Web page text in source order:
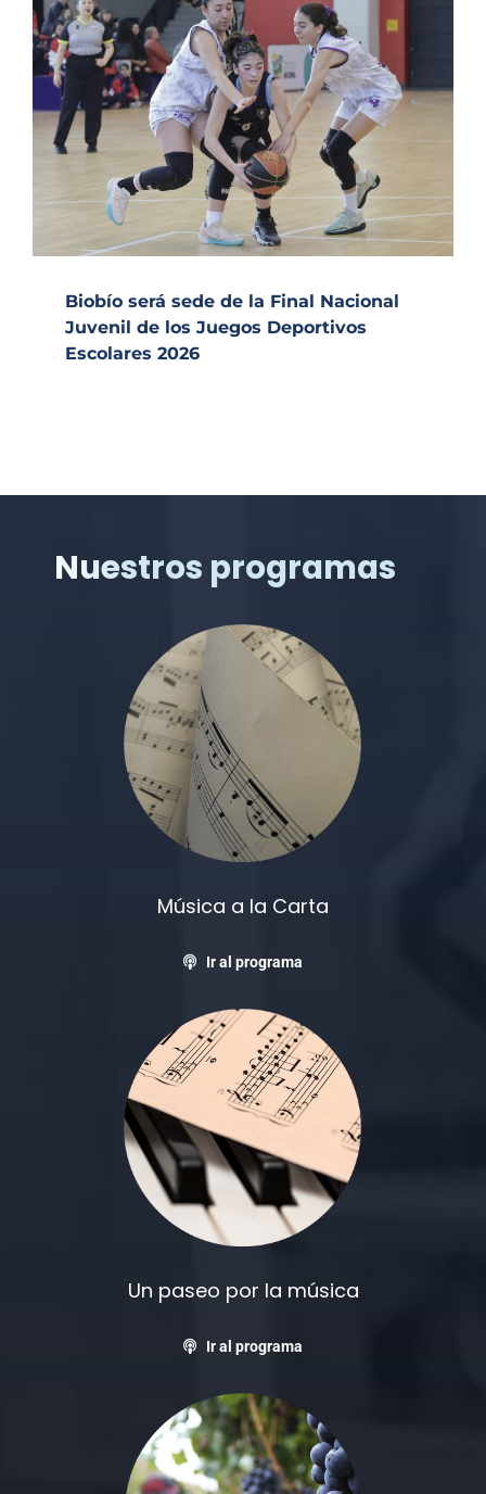
Biobío será sede de la Final Nacional
Juvenil de los Juegos Deportivos
Escolares 2026
Nuestros programas
Música a la Carta
Ir al programa
Un paseo por la música
Ir al programa